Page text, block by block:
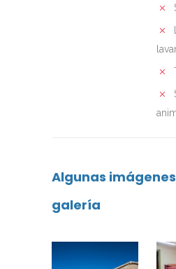
Algunas
galería